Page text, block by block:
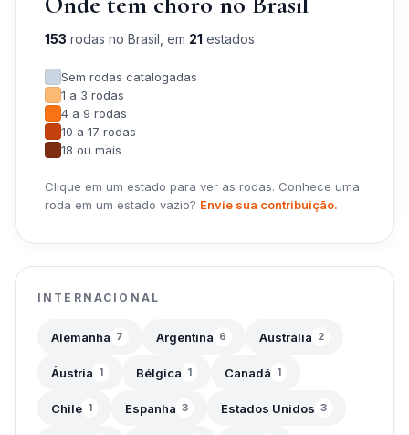
153 rodas no Brasil, em 21 estados
Sem rodas catalogadas
1 a 3 rodas
4 a 9 rodas
10 a 17 rodas
18 ou mais
Clique em um estado para ver as rodas. Conhece uma
roda em um estado vazio? Envie sua contribuição.
INTERNACIONAL
Alemanha 7 Argentina 6 Austrália 2
Áustria 1 Bélgica 1 Canadá 1
Chile 1 Espanha 3 Estados Unidos 3